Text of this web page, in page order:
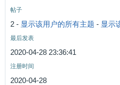
帖子
2 - 显示该用户的所有主题 - 显示
最后发表
2020-04-28 23:36:41
注册时间
2020-04-28